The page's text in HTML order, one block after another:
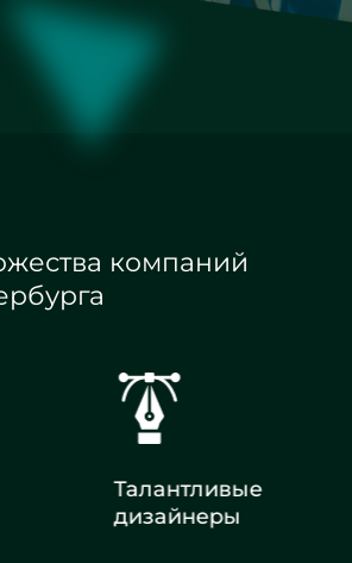
компаний
Талантливые
дизайнеры